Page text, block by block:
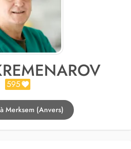
595
Merksem (Anvers)